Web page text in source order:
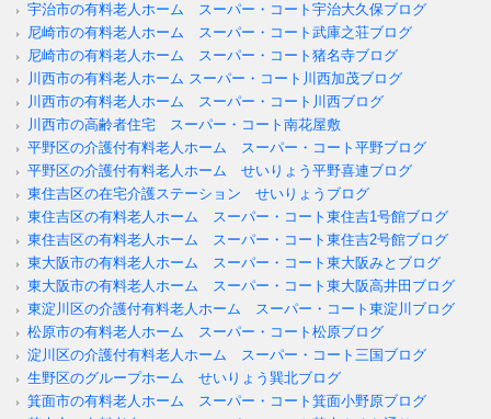
宇治市の有料老人ホーム スーパー・コート宇治大久保ブログ
尼崎市の有料老人ホーム スーパー・コート武庫之荘ブログ
尼崎市の有料老人ホーム スーパー・コート猪名寺ブログ
川西市の有料老人ホーム スーパー・コート川西加茂ブログ
川西市の有料老人ホーム スーパー・コート川西ブログ
川西市の高齢者住宅 スーパー・コート南花屋敷
平野区の介護付有料老人ホーム スーパー・コート平野ブログ
平野区の介護付有料老人ホーム せいりょう平野喜連ブログ
東住吉区の在宅介護ステーション せいりょうブログ
東住吉区の有料老人ホーム スーパー・コート東住吉1号館ブログ
東住吉区の有料老人ホーム スーパー・コート東住吉2号館ブログ
東大阪市の有料老人ホーム スーパー・コート東大阪みとブログ
東大阪市の有料老人ホーム スーパー・コート東大阪高井田ブログ
東淀川区の介護付有料老人ホーム スーパー・コート東淀川ブログ
松原市の有料老人ホーム スーパー・コート松原ブログ
淀川区の介護付有料老人ホーム スーパー・コート三国ブログ
生野区のグループホーム せいりょう巽北ブログ
箕面市の有料老人ホーム スーパー・コート箕面小野原ブログ